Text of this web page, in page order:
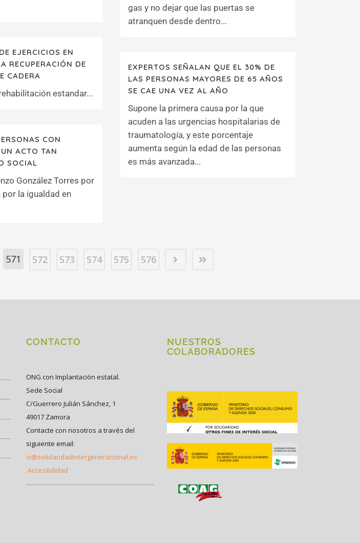
gas y no dejar que las puertas se
atranquen desde dentro...
EJERCICIOS EN
RECUPERACIÓN DE
CADERA
estandar...
EXPERTOS SEÑALAN QUE EL 30% DE
LAS PERSONAS MAYORES DE 65 AÑOS
SE CAE UNA VEZ AL AÑO
Supone la primera causa por la que
acuden a las urgencias hospitalarias de
traumatología, y este porcentaje
aumenta según la edad de las personas
es más avanzada...
CON
ACTO TAN
SOCIAL
González Torres por
la igualdad en
571 572 573 574 575 576
CONTACTO
ONG con Implantación estatal.
Sede Social
C/Guerrero Julián Sánchez, 1
49017 Zamora
Contacte con nosotros a través del
siguiente email:
si@solidaridadintergeneracional.es
Accesibilidad
NUESTROS
COLABORADORES